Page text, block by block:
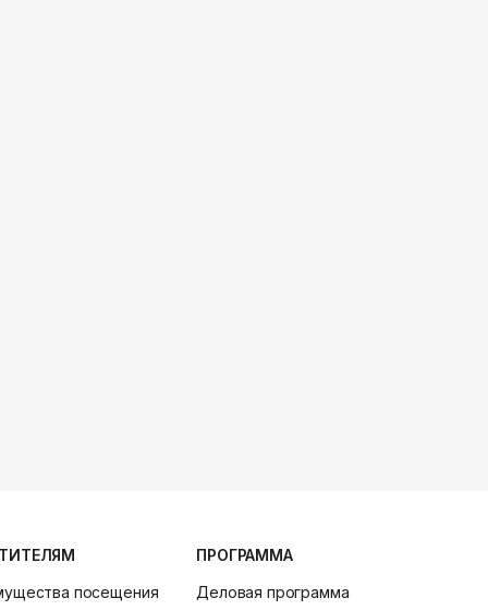
посещения
ПРОГРАММА
Деловая программа